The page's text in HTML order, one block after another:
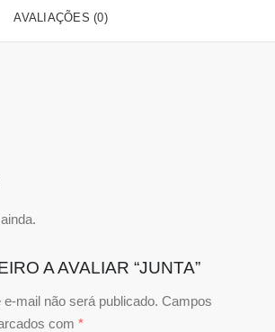
AVALIAÇÕES (0)
A AVALIAR “JUNTA”
mail não será publicado. Campos
com *